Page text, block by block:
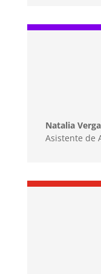
Natalia
Asistente de